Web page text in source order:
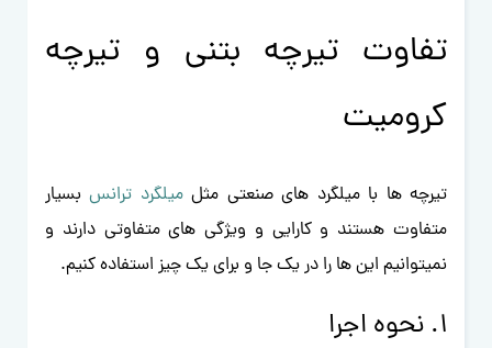
تفاوت تیرچه بتنی و تیرچه
کرومیت
تیرچه ها با میلگرد های صنعتی مثلمیلگرد ترانسبسیار
متفاوت هستند و کارایی و ویژگی های متفاوتی دارند و
نمیتوانیم این ها را در یک جا و برای یک چیز استفاده کنیم.
۱. نحوه اجرا